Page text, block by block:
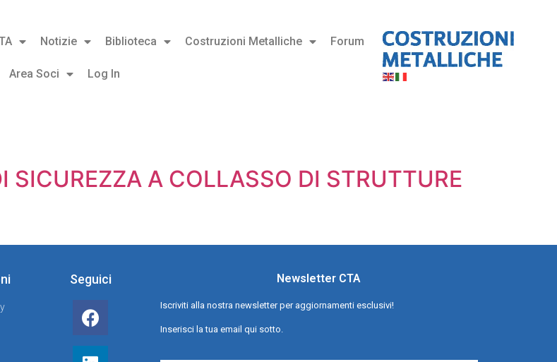
Notizie Biblioteca Costruzioni Metalliche Forum
Area Soci Log In
SICUREZZA A COLLASSO DI STRUTTURE
Seguici Newsletter CTA
Iscriviti alla nostra newsletter per aggiornamenti esclusivi!
Inserisci la tua email qui sotto.